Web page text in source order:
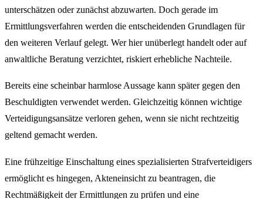
unterschätzen oder zunächst abzuwarten. Doch gerade im
Ermittlungsverfahren werden die entscheidenden Grundlagen für
den weiteren Verlauf gelegt. Wer hier unüberlegt handelt oder auf
anwaltliche Beratung verzichtet, riskiert erhebliche Nachteile.
Bereits eine scheinbar harmlose Aussage kann später gegen den
Beschuldigten verwendet werden. Gleichzeitig können wichtige
Verteidigungsansätze verloren gehen, wenn sie nicht rechtzeitig
geltend gemacht werden.
Eine frühzeitige Einschaltung eines spezialisierten Strafverteidigers
ermöglicht es hingegen, Akteneinsicht zu beantragen, die
Rechtmäßigkeit der Ermittlungen zu prüfen und eine